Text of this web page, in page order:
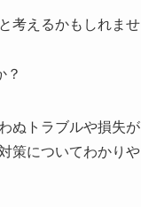
考えるかもしれませ
？
ぬトラブルや損失が
策についてわかりや